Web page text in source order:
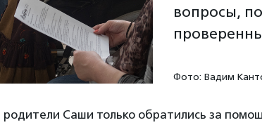
вопросы,
Фото: Вадим
родители Саши только обратились за